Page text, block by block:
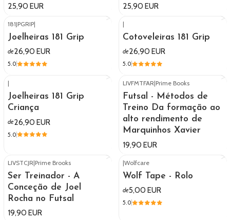
25,90 EUR 25,90 EUR
181JPGRIP|
Joelheiras 181 Grip
de26,90 EUR
5.0
|
Cotoveleiras 181 Grip
de26,90 EUR
5.0
|
Joelheiras 181 Grip
Criança
de26,90 EUR
5.0
LIVFMTFAR|Prime Books
Futsal - Métodos de
Treino Da formação ao
alto rendimento de
Marquinhos Xavier
19,90 EUR
LIVSTCJR|Prime Brooks
Ser Treinador - A
Conceção de Joel
Rocha no Futsal
19,90 EUR
|Wolfcare
Wolf Tape - Rolo
de5,00 EUR
5.0